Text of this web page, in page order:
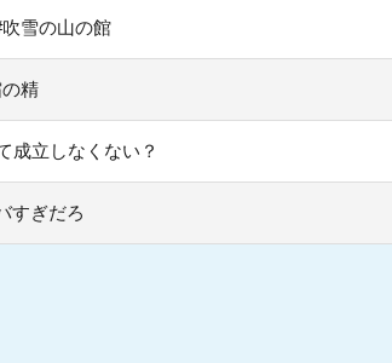
雪の山の館
精
成立しなくない？
すぎだろ